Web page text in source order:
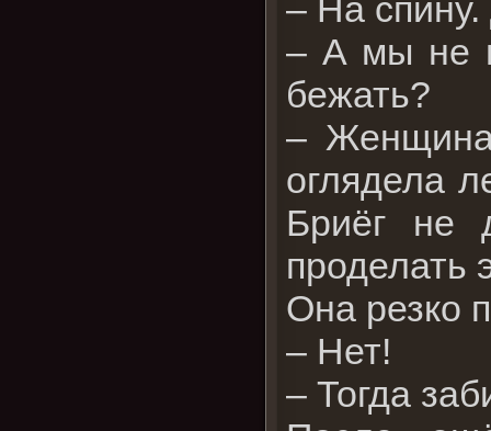
– А мы не
бежать?
–
оглядела
Бриёг не
проделать
Она резко
– Нет!
– Тогда